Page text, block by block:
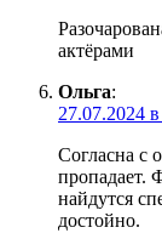
актёрами
Ольга:
27.07.2024
Согласна с
пропадает.
найдутся
достойно.